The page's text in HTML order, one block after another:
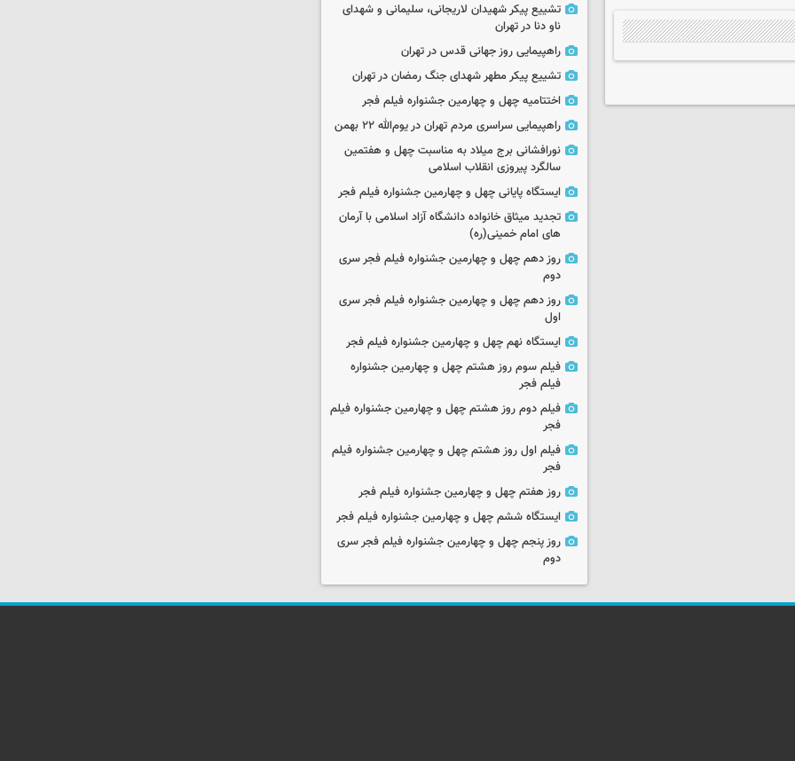
تشییع پیکر شهیدان لاریجانی، سلیمانی و شهدای
ناو دنا در تهران
راهپیمایی روز جهانی قدس در تهران
تشییع پیکر مطهر شهدای جنگ رمضان در تهران
اختتامیه چهل و چهارمین جشنواره فیلم فجر
راهپیمایی سراسری مردم تهران در یوم‌الله ۲۲ بهمن
نورافشانی برج میلاد به مناسبت چهل‌ و هفتمین
سالگرد پیروزی انقلاب اسلامی
ایستگاه پایانی چهل و چهارمین جشنواره فیلم فجر
تجدید میثاق خانواده دانشگاه آزاد اسلامی با آرمان
های امام خمینی(ره)
روز دهم چهل و چهارمین جشنواره فیلم فجر سری
دوم
روز دهم چهل و چهارمین جشنواره فیلم فجر سری
اول
ایستگاه نهم چهل و چهارمین جشنواره فیلم فجر
فیلم سوم روز هشتم چهل و چهارمین جشنواره
فیلم فجر
فیلم دوم روز هشتم چهل و چهارمین جشنواره فیلم
فجر
فیلم اول روز هشتم چهل و چهارمین جشنواره فیلم
فجر
روز هفتم چهل و چهارمین جشنواره فیلم فجر
ایستگاه ششم چهل و چهارمین جشنواره فیلم فجر
روز پنجم چهل و چهارمین جشنواره فیلم فجر سری
دوم